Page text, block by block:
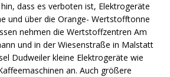
dass es verboten ist, Elektrogeräte
und über die Orange- Wertstofftonne
nehmen die Wertstoffzentren Am
und in der Wiesenstraße in Malstatt
Dudweiler kleine Elektrogeräte wie
an. Auch größere